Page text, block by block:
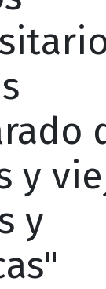
y
y